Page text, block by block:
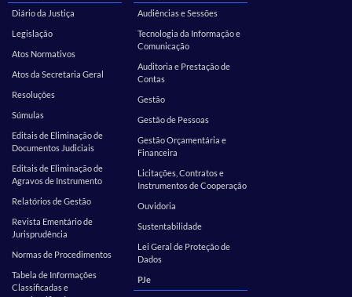
Diário da Justiça
Legislação
Atos Normativos
Atos da Secretaria Geral
Resoluções
Súmulas
Editais de Eliminação de
Documentos Judiciais
Editais de Eliminação de
Agravos de Instrumento
Relatórios de Gestão
Revista Ementário de
Jurisprudência
Normas de Procedimentos
Tabela de Informações
Classificadas e
Audiências e Sessões
Tecnologia da Informação e
Comunicação
Auditoria e Prestação de
Contas
Gestão
Gestão de Pessoas
Gestão Orçamentária e
Financeira
Licitações, Contratos e
Instrumentos de Cooperação
Ouvidoria
Sustentabilidade
Lei Geral de Proteção de
Dados
PJe